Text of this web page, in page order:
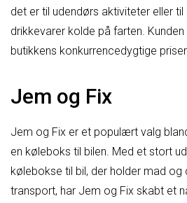
det er til udendørs aktiviteter eller
drikkevarer kolde på farten.
butikkens konkurrencedygtige
Jem og Fix
Jem og Fix er et populært valg
en køleboks til bilen. Med et stort
kølebokse til bil, der holder mad og
transport, har Jem og Fix skabt et